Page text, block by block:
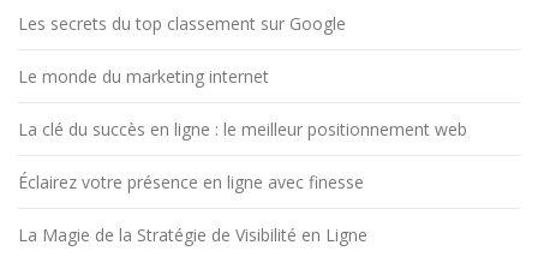
Les secrets du top classement sur Google
Le monde du marketing internet
La clé du succès en ligne : le meilleur positionnement web
Éclairez votre présence en ligne avec finesse
La Magie de la Stratégie de Visibilité en Ligne